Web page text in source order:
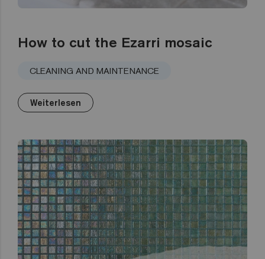
How to cut the Ezarri mosaic
CLEANING AND MAINTENANCE
Weiterlesen